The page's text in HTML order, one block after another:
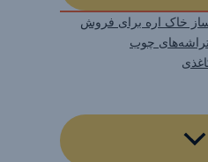
خاک اره برای فروش
چوب